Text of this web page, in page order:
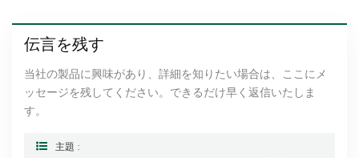
伝言を残す
当社の製品に興味があり、詳細を知りたい場合は、ここにメ
ッセージを残してください。できるだけ早く返信いたしま
す。
主題 :